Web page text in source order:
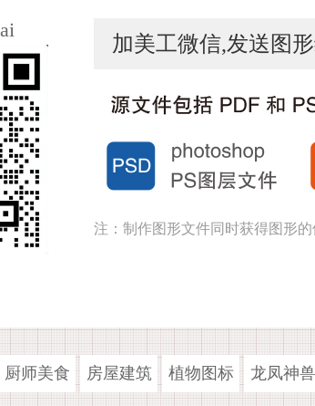
加美工微信,发送图
注：制作图形文件同时获得图形的
厨师美食 房屋建筑 植物图标 龙凤神兽